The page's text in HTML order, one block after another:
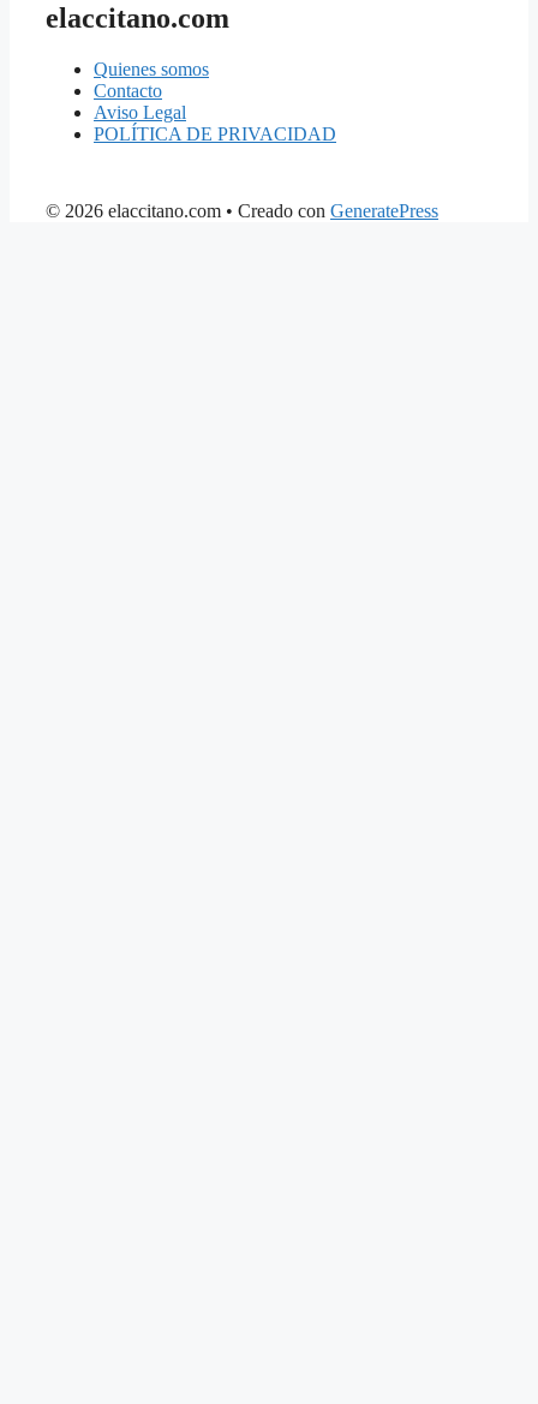
elaccitano.com
Quienes somos
Contacto
Aviso Legal
POLÍTICA DE PRIVACIDAD
© 2026 elaccitano.com • Creado con GeneratePress